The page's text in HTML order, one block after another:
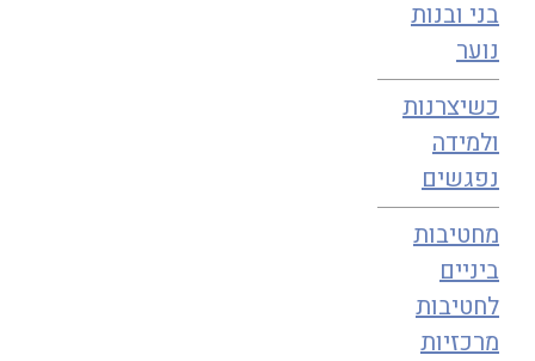
בני ובנות
נוער
כשיצרנות
ולמידה
נפגשים
מחטיבות
ביניים
לחטיבות
מרכזיות